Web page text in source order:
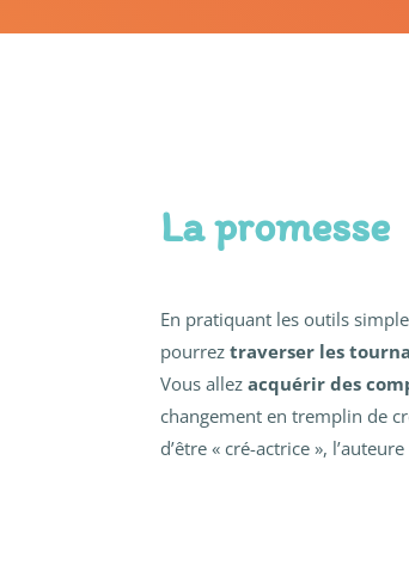
La promesse
En pratiquant les outils
pourreztraverser les
Vous allezacquérir des
changement en tremplin de
d’être « cré-actrice »,